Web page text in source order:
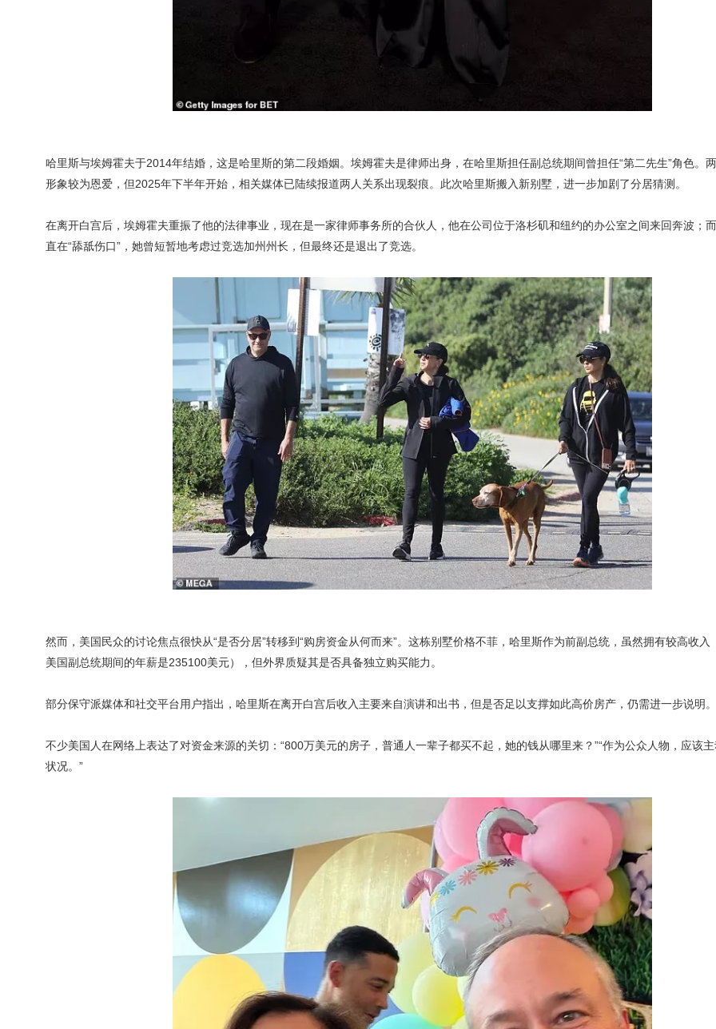
哈里斯与埃姆霍夫于2014年结婚，这是哈里斯的第二段婚姻。埃姆霍夫是律师出身，在哈里斯担任副总统期间曾担任“第二先生”角色。
形象较为恩爱，但2025年下半年开始，相关媒体已陆续报道两人关系出现裂痕。此次哈里斯搬入新别墅，进一步加剧了分居猜测。
在离开白宫后，埃姆霍夫重振了他的法律事业，现在是一家律师事务所的合伙人，他在公司位于洛杉矶和纽约的办公室之间来回奔波；
直在“舔舐伤口”，她曾短暂地考虑过竞选加州州长，但最终还是退出了竞选。
然而，美国民众的讨论焦点很快从“是否分居”转移到“购房资金从何而来”。这栋别墅价格不菲，哈里斯作为前副总统，虽然拥有较高收入
美国副总统期间的年薪是235100美元），但外界质疑其是否具备独立购买能力。
部分保守派媒体和社交平台用户指出，哈里斯在离开白宫后收入主要来自演讲和出书，但是否足以支撑如此高价房产，仍需进一步说明。
不少美国人在网络上表达了对资金来源的关切：“800万美元的房子，普通人一辈子都买不起，她的钱从哪里来？”“作为公众人物，应该
状况。”